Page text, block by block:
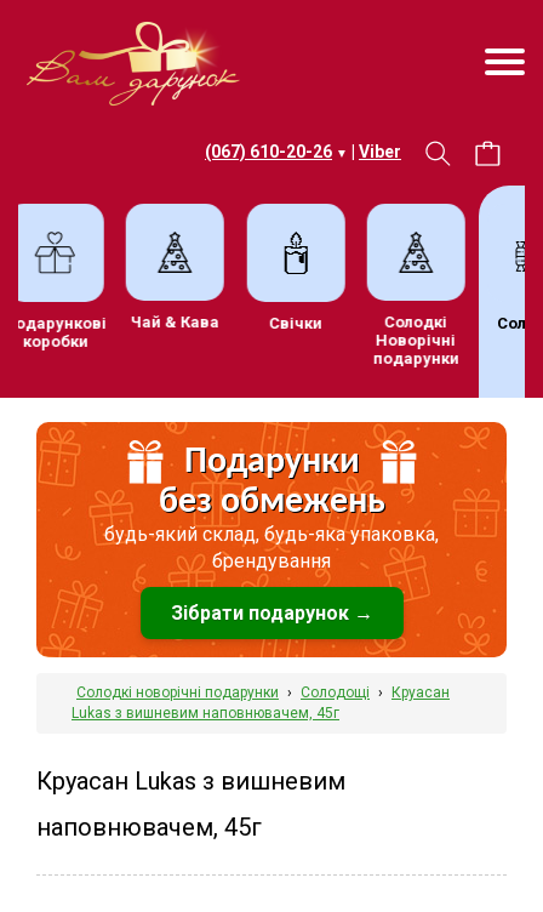
(067) 610-20-26 ▼ Viber
Подарункові
коробки
Чай & Кава Свічки
Солодкі
Новорічні
подарунки
Подарунки
без обмежень
будь-який склад, будь-яка упаковка,
брендування
Зібрати подарунок →
Солодкі новорічні подарунки › Солодощі › Круасан
Lukas з вишневим наповнювачем, 45г
Круасан Lukas з вишневим
наповнювачем, 45г